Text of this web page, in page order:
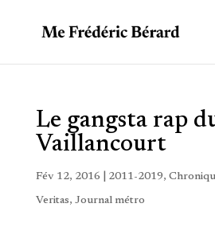
Le gangsta rap
Vaillancourt
Fév 12, 2016 2011-2019,
Veritas, Journal métro